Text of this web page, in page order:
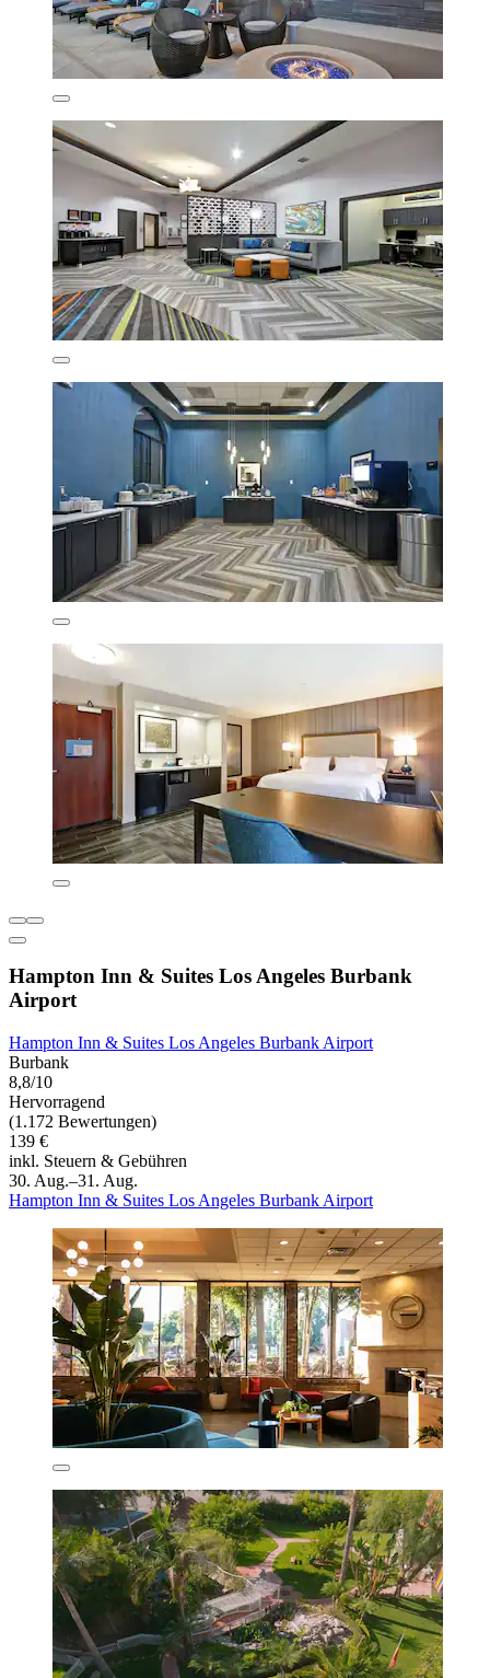
Hampton Inn & Suites Los Angeles Burbank
Airport
Hampton Inn & Suites Los Angeles Burbank Airport
Burbank
8,8/10
Hervorragend
(1.172 Bewertungen)
139 €
inkl. Steuern & Gebühren
30. Aug.–31. Aug.
Hampton Inn & Suites Los Angeles Burbank Airport